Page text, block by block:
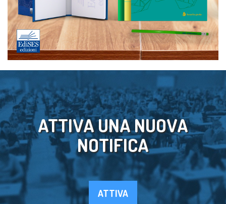
ATTIVA UNA NUOVA
NOTIFICA
ATTIVA